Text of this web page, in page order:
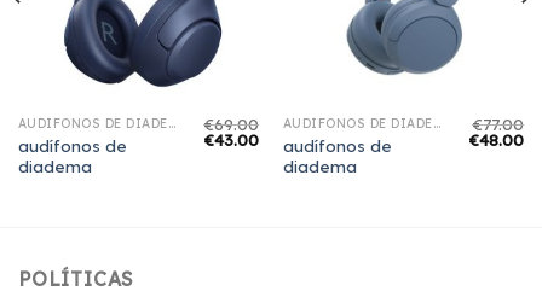
AUDÍFONOS DE DIADEMA
audífonos de
diadema
€69.00
€43.00
AUDÍFONOS DE DIADEMA
audífonos de
diadema
€77.00
€48.00
POLÍTICAS